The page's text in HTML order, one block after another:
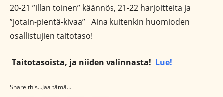
20-21 ”illan toinen” käännös, 21-22 harjoitteita ja
”jotain-pientä-kivaa” Aina kuitenkin huomioden
osallistujien taitotaso!
Taitotasoista, ja niiden valinnasta! Lue!
Share this...Jaa tämä...